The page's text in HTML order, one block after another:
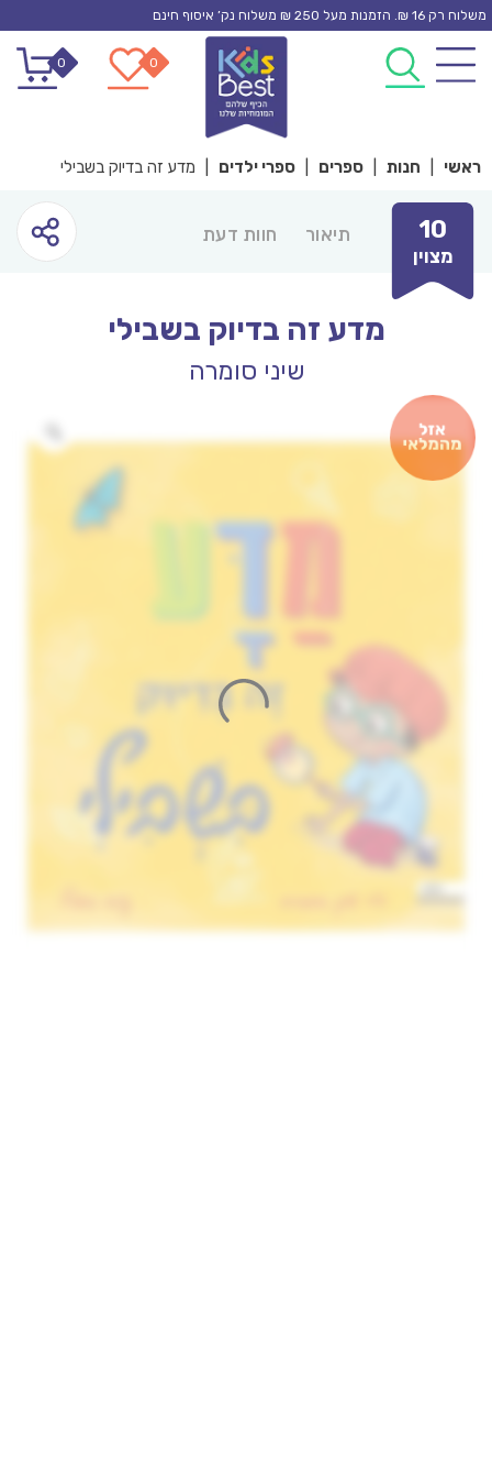
Skip
content
משלוח רק 16 ₪. הזמנות מעל 250 ₪ משלוח נק’ איסוף חינם
0
0
ראשי חנות ספרים ספרי ילדים מדע זה בדיוק בשבילי
10
מצוין
תיאור חוות דעת
מדע זה בדיוק בשבילי
שיני סומרה